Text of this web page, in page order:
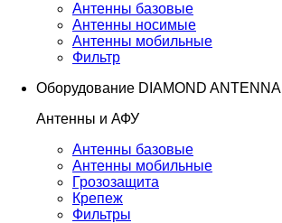
Антенны базовые
Антенны носимые
Антенны мобильные
Фильтр
Оборудование DIAMOND ANTENNA
Антенны и АФУ
Антенны базовые
Антенны мобильные
Грозозащита
Крепеж
Фильтры